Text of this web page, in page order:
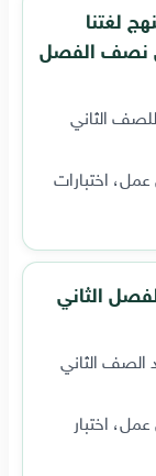
لغتنا
نصف الفصل
الثاني
عمل، اختبارات
الثاني
الصف الثاني
اختبار